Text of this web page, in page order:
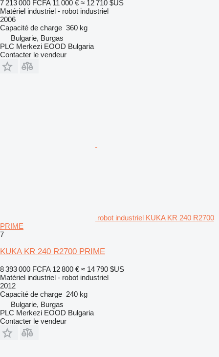
7 213 000 FCFA 11 000 € ≈ 12 710 $US
Matériel industriel - robot industriel
2006
Capacité de charge 360 kg
Bulgarie, Burgas
PLC Merkezi EOOD Bulgaria
Contacter le vendeur
robot industriel KUKA KR 240 R2700
PRIME
7
KUKA KR 240 R2700 PRIME
8 393 000 FCFA 12 800 € ≈ 14 790 $US
Matériel industriel - robot industriel
2012
Capacité de charge 240 kg
Bulgarie, Burgas
PLC Merkezi EOOD Bulgaria
Contacter le vendeur